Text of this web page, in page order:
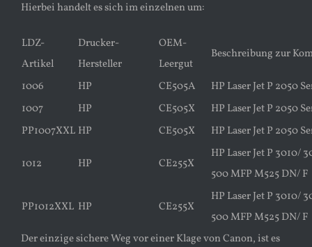
Hierbei handelt es sich im einzelnen um:
LDZ-
Artikel
Drucker-
Hersteller
OEM-
Leergut
Beschreibung zur
1006 HP CE505A
HP Laser Jet P 2050
1007
HP CE505X
HP Laser Jet P 2050
PP1007XXL HP CE505X HP Laser Jet P 2050
1012 HP CE255X
HP Laser Jet P 3010/
500 MFP M525 DN/ F
PP1012XXL HP CE255X
HP Laser Jet P 3010/
500 MFP M525 DN/ F
Der einzige sichere Weg vor einer Klage von Canon, ist es